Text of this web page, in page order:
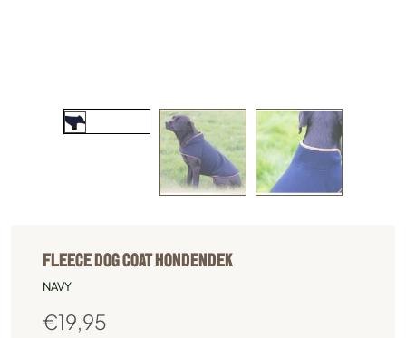
FLEECE DOG COAT HONDENDEK
NAVY
€19,95